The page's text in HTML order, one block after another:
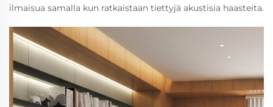
ilmaisua samalla kun ratkaistaan tiettyjä akustisia haasteita.